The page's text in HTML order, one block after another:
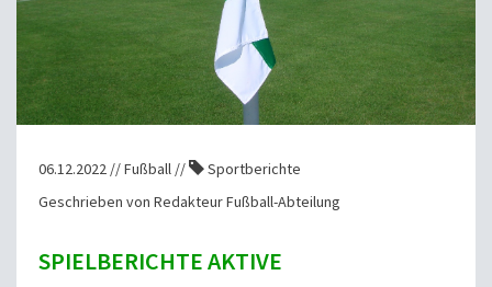
06.12.2022 // Fußball //
Sportberichte
Geschrieben von Redakteur Fußball-Abteilung
SPIELBERICHTE AKTIVE